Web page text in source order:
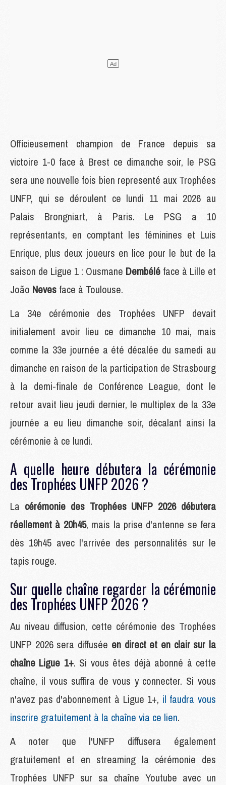
Officieusement champion de France depuis sa
victoire 1-0 face à Brest ce dimanche soir, le PSG
sera une nouvelle fois bien representé aux Trophées
UNFP, qui se déroulent ce lundi 11 mai 2026 au
Palais Brongniart, à Paris. Le PSG a 10
représentants, en comptant les féminines et Luis
Enrique, plus deux joueurs en lice pour le but de la
saison de Ligue 1 : Ousmane Dembélé face à Lille et
João Neves face à Toulouse.
La 34e cérémonie des Trophées UNFP devait
initialement avoir lieu ce dimanche 10 mai, mais
comme la 33e journée a été décalée du samedi au
dimanche en raison de la participation de Strasbourg
à la demi-finale de Conférence League, dont le
retour avait lieu jeudi dernier, le multiplex de la 33e
journée a eu lieu dimanche soir, décalant ainsi la
cérémonie à ce lundi.
A quelle heure débutera la cérémonie
des Trophées UNFP 2026 ?
La cérémonie des Trophées UNFP 2026 débutera
réellement à 20h45, mais la prise d'antenne se fera
dès 19h45 avec l'arrivée des personnalités sur le
tapis rouge.
Sur quelle chaîne regarder la cérémonie
des Trophées UNFP 2026 ?
Au niveau diffusion, cette cérémonie des Trophées
UNFP 2026 sera diffusée en direct et en clair sur la
chaîne Ligue 1+. Si vous êtes déjà abonné à cette
chaîne, il vous suffira de vous y connecter. Si vous
n'avez pas d'abonnement à Ligue 1+, il faudra vous
inscrire gratuitement à la chaîne via ce lien.
A noter que l'UNFP diffusera également
gratuitement et en streaming la cérémonie des
Trophées UNFP sur sa chaîne Youtube avec un